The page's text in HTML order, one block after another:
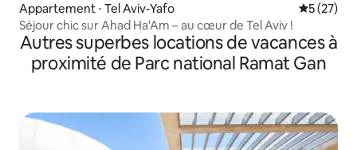
Appartement ⋅ Tel Aviv-Yafo
5 (27)
Séjour chic sur Ahad Ha'Am – au cœur de Tel Aviv !
Autres superbes locations de vacances à
proximité de Parc national Ramat Gan